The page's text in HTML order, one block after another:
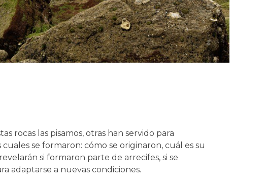
rocas las pisamos, otras han servido para
se formaron: cómo se originaron, cuál es su
si formaron parte de arrecifes, si se
adaptarse a nuevas condiciones.